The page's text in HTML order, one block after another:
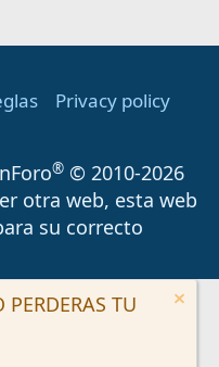
Privacy policy
® © 2010-2026
otra web, esta web
su correcto
PERDERAS TU